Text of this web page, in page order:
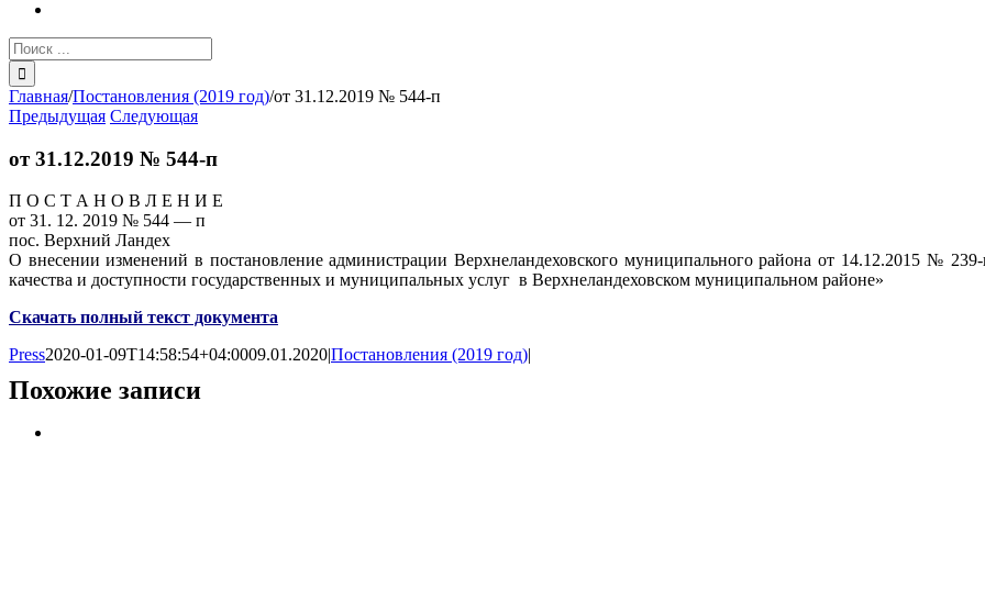
Результат
поиска:
Главная/Постановления (2019 год)/от 31.12.2019 № 544-п
Предыдущая Следующая
от 31.12.2019 № 544-п
П О С Т А Н О В Л Е Н И Е
от 31. 12. 2019 № 544 — п
пос. Верхний Ландех
О внесении изменений в постановление администрации Верхнеландеховского муниципального района от 14.12.2015 №
качества и доступности государственных и муниципальных услуг в Верхнеландеховском муниципальном районе»
Скачать полный текст документа
Press2020-01-09T14:58:54+04:0009.01.2020|Постановления (2019 год)|
Похожие записи